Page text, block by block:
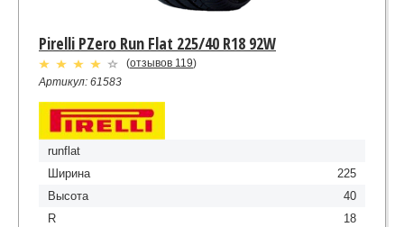
Pirelli PZero Run Flat 225/40 R18 92W
(отзывов 119)
Артикул: 61583
runflat
Ширина
225
Высота
40
R
18